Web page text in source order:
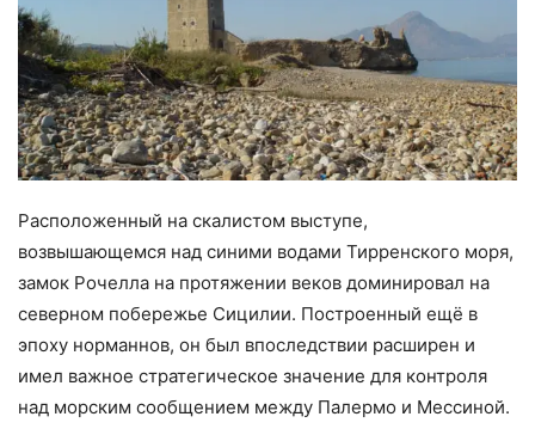
Расположенный на скалистом выступе,
возвышающемся над синими водами Тирренского моря,
замок Рочелла на протяжении веков доминировал на
северном побережье Сицилии. Построенный ещё в
эпоху норманнов, он был впоследствии расширен и
имел важное стратегическое значение для контроля
над морским сообщением между Палермо и Мессиной.